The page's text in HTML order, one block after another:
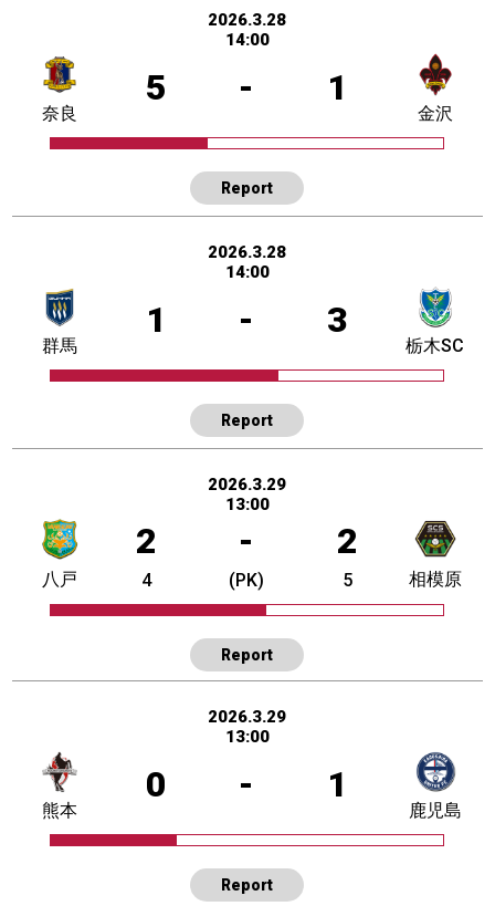
2026.3.28
14:00
5 - 1
奈良 金沢
Report
2026.3.28
14:00
1 - 3
群馬 栃木SC
Report
2026.3.29
13:00
2 - 2
八戸 4 (PK) 5 相模原
Report
2026.3.29
13:00
0 - 1
熊本 鹿児島
Report